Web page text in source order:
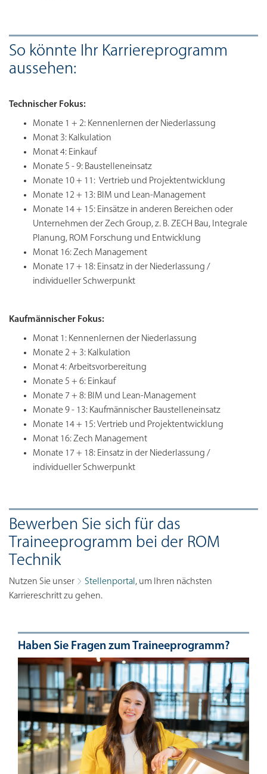
So könnte Ihr Karriereprogramm
aussehen:
Technischer Fokus:
Monate 1 + 2: Kennenlernen der Niederlassung
Monat 3: Kalkulation
Monat 4: Einkauf
Monate 5 - 9: Baustelleneinsatz
Monate 10 + 11: Vertrieb und Projektentwicklung
Monate 12 + 13: BIM und Lean-Management
Monate 14 + 15: Einsätze in anderen Bereichen oder
Unternehmen der Zech Group, z. B. ZECH Bau, Integrale
Planung, ROM Forschung und Entwicklung
Monat 16: Zech Management
Monate 17 + 18: Einsatz in der Niederlassung /
individueller Schwerpunkt
Kaufmännischer Fokus:
Monat 1: Kennenlernen der Niederlassung
Monate 2 + 3: Kalkulation
Monat 4: Arbeitsvorbereitung
Monate 5 + 6: Einkauf
Monate 7 + 8: BIM und Lean-Management
Monate 9 - 13: Kaufmännischer Baustelleneinsatz
Monate 14 + 15: Vertrieb und Projektentwicklung
Monat 16: Zech Management
Monate 17 + 18: Einsatz in der Niederlassung /
individueller Schwerpunkt
Bewerben Sie sich für das
Traineeprogramm bei der ROM
Technik
Nutzen Sie unser Stellenportal , um Ihren nächsten
Karriereschritt zu gehen.
Haben Sie Fragen zum Traineeprogramm?